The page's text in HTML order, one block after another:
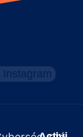
Instagram